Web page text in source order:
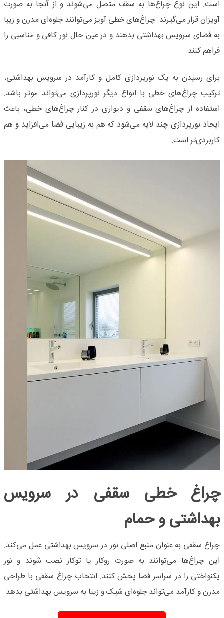
است. این نوع چراغ‌ها به سقف متصل می‌شوند و از آنجا به صورت
آویزان قرار می‌گیرند. چراغ‌های خطی آویز می‌توانند جلوه‌ای مدرن و زیبا
به فضای سرویس بهداشتی بدهند و در عین حال نور کافی و مناسبی را
فراهم کنند.
برای رسیدن به یک نورپردازی کامل و کارآمد در سرویس بهداشتی،
ترکیب چراغ‌های خطی با انواع دیگر نورپردازی می‌تواند موثر باشد.
استفاده از چراغ‌های سقفی و دیواری در کنار چراغ‌های خطی، باعث
ایجاد نورپردازی چند لایه می‌شود که هم به زیبایی فضا می‌افزاید و هم
کاربردی‌تر است.
چراغ خطی سقفی در سرویس
بهداشتی و حمام
چراغ سقفی به عنوان منبع اصلی نور در سرویس بهداشتی عمل می‌کند.
این چراغ‌ها می‌توانند به صورت روکار یا توکار نصب شوند و نور
یکنواختی را در سراسر فضا پخش کنند. انتخاب چراغ سقفی با طراحی
مدرن و کارآمد می‌تواند جلوه‌ای شیک و زیبا به سرویس بهداشتی بدهد.